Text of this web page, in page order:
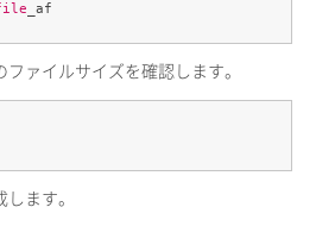
ァイルサイズを確認します。
ます。